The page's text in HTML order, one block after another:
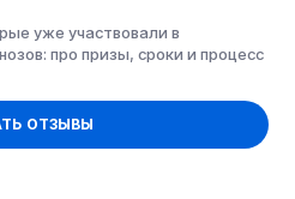
уже участвовали в
про призы, сроки и процесс
ОТЗЫВЫ